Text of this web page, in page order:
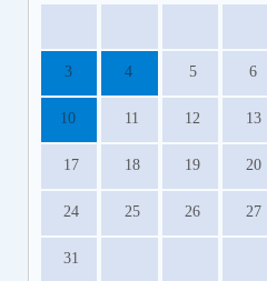
3 4 5 6
10 11 12 13
17 18 19 20
24 25 26 27
31